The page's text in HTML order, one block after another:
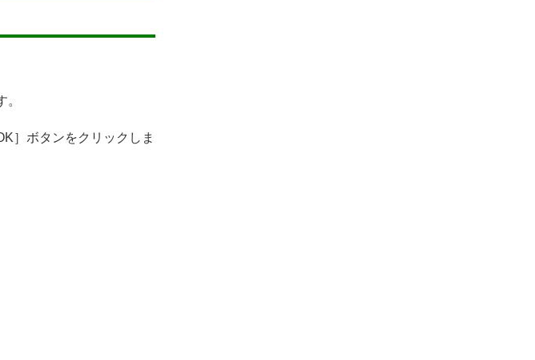
］ボタンをクリックしま